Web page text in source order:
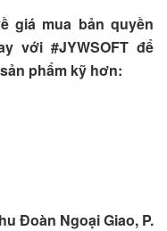
giá mua bản quyền
với #JYWSOFT để
phẩm kỹ hơn:
Đoàn Ngoại Giao, P.